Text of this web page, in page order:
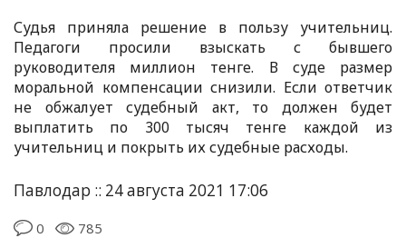
Судья приняла решение в пользу учительниц.
Педагоги просили взыскать с бывшего
руководителя миллион тенге. В суде размер
моральной компенсации снизили. Если ответчик
не обжалует судебный акт, то должен будет
выплатить по 300 тысяч тенге каждой из
учительниц и покрыть их судебные расходы.
Павлодар :: 24 августа 2021 17:06
0
785